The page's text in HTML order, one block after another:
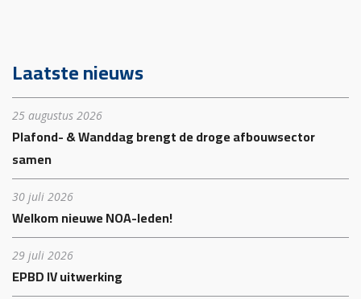
Laatste nieuws
25 augustus 2026
Plafond- & Wanddag brengt de droge afbouwsector
samen
30 juli 2026
Welkom nieuwe NOA-leden!
29 juli 2026
EPBD IV uitwerking